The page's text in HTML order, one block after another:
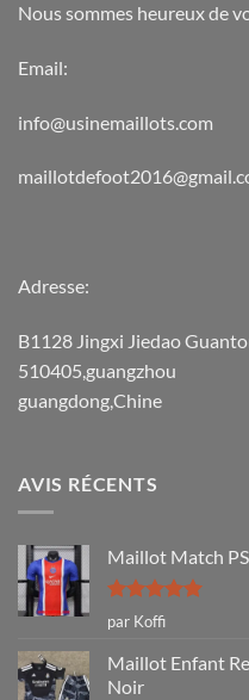
Nous sommes heureux de
Email:
info@usinemaillots.com
Adresse:
B1128 Jingxi Jiedao
510405,guangzhou
guangdong,Chine
AVIS RÉCENTS
Maillot Match
Note5sur
5
par Koffi
Maillot Enfant
Noir